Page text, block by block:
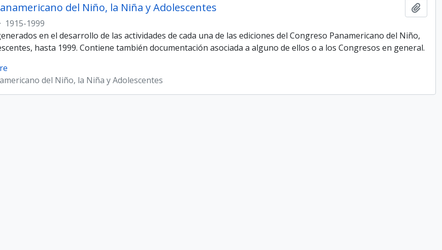
del Niño, la Niña y Adolescentes
· 1915-1999
en el desarrollo de las actividades de cada una de las ediciones del Congreso Panamericano del Niño,
hasta 1999. Contiene también documentación asociada a alguno de ellos o a los Congresos en general.
del Niño, la Niña y Adolescentes